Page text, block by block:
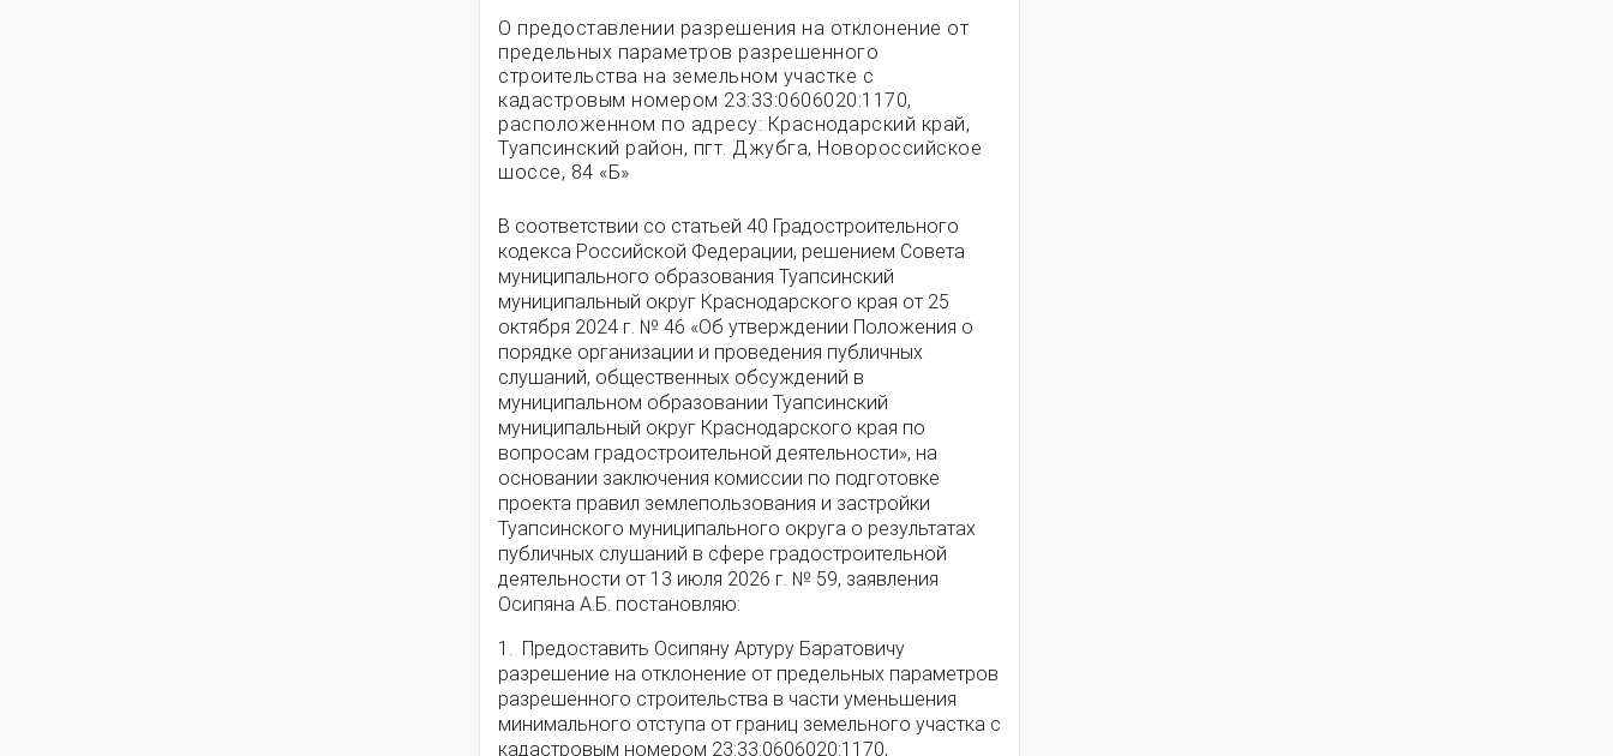
О предоставлении разрешения на отклонение от
предельных параметров разрешенного
строительства на земельном участке с
кадастровым номером 23:33:0606020:1170,
расположенном по адресу: Краснодарский край,
Туапсинский район, пгт. Джубга, Новороссийское
шоссе, 84 «Б»
В соответствии со статьей 40 Градостроительного
кодекса Российской Федерации, решением Совета
муниципального образования Туапсинский
муниципальный округ Краснодарского края от 25
октября 2024 г. № 46 «Об утверждении Положения о
порядке организации и проведения публичных
слушаний, общественных обсуждений в
муниципальном образовании Туапсинский
муниципальный округ Краснодарского края по
вопросам градостроительной деятельности», на
основании заключения комиссии по подготовке
проекта правил землепользования и застройки
Туапсинского муниципального округа о результатах
публичных слушаний в сфере градостроительной
деятельности от 13 июля 2026 г. № 59, заявления
Осипяна А.Б. постановляю:
1. Предоставить Осипяну Артуру Баратовичу
разрешение на отклонение от предельных параметров
разрешенного строительства в части уменьшения
минимального отступа от границ земельного участка с
кадастровым номером 23:33:0606020:1170,